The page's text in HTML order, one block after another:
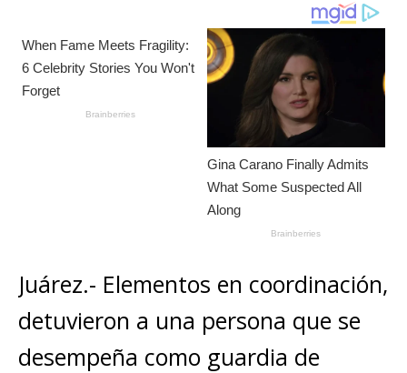
Juárez.- Elementos en coordinación,
detuvieron a una persona que se
desempeña como guardia de